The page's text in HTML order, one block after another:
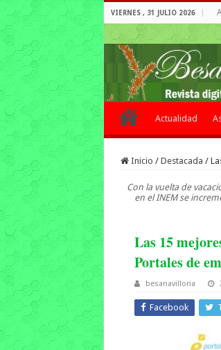
VIERNES , 31 JULIO 2026
Actualidad
Inicio / Destacada /
Con la vuelta de
en el INEM se
Las 15
Portales de
besanavilloria
Facebook